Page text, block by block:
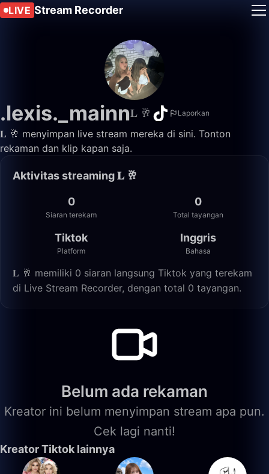
LIVE Stream Recorder
.lexis._mainn𝐋 🥂 Laporkan
𝐋 🥂 menyimpan live stream mereka di sini. Tonton
rekaman dan klip kapan saja.
Aktivitas streaming 𝐋 🥂
0
Siaran terekam
0
Total tayangan
Tiktok
Platform
Inggris
Bahasa
𝐋 🥂 memiliki 0 siaran langsung Tiktok yang terekam
di Live Stream Recorder, dengan total 0 tayangan.
Belum ada rekaman
Kreator ini belum menyimpan stream apa pun.
Cek lagi nanti!
Kreator Tiktok lainnya